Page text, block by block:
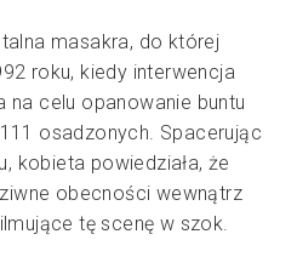
masakra, do której
roku, kiedy interwencja
na celu opanowanie buntu
osadzonych. Spacerując
kobieta powiedziała, że
obecności wewnątrz
tę scenę w szok.